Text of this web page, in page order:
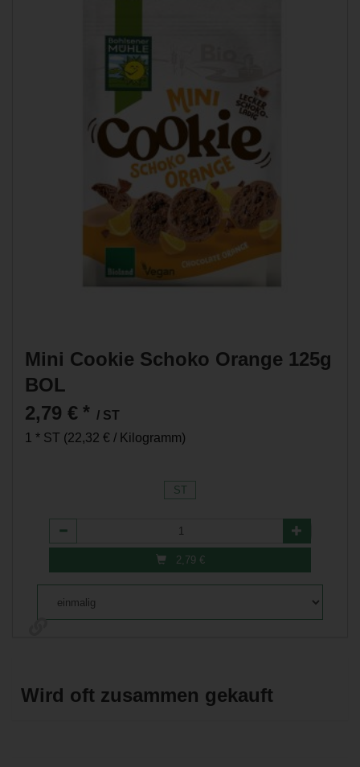
Mini Cookie Schoko Orange 125g
BOL
2,79 € * / ST
1 * ST (22,32 € / Kilogramm)
ST
Anzahl
2,79 €